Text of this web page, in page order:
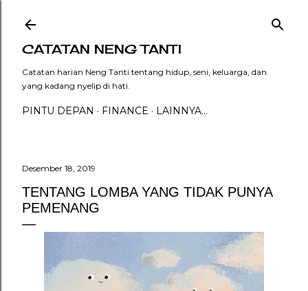
CATATAN NENG TANTI
Catatan harian Neng Tanti tentang hidup, seni, keluarga, dan
yang kadang nyelip di hati.
PINTU DEPAN FINANCE LAINNYA…
Desember 18, 2019
TENTANG LOMBA YANG TIDAK PUNYA
PEMENANG